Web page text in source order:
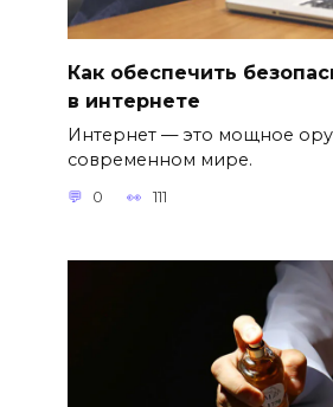
Как обеспечить
в интернете
Интернет — это мощное
современном мире.
0 111